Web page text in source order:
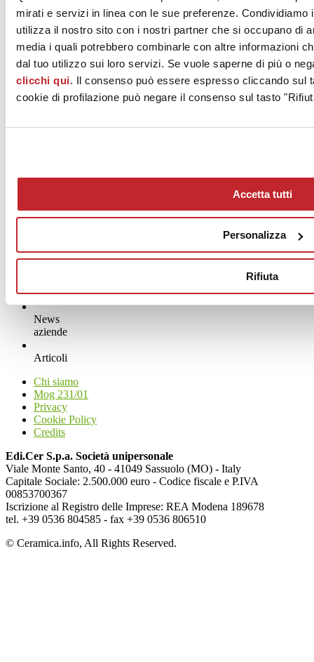
mirati e servizi in linea con le sue preferenze.
utilizza il nostro sito con i nostri partner che si occupano di
media i quali potrebbero combinarle con altre informazioni
dal tuo utilizzo sui loro servizi. Se vuole saperne di più o
clicchi qui. Il consenso può essere espresso cliccando sul
cookie di profilazione può negare il consenso sul tasto
Accetta tutti
Personalizza
Rifiuta
SAIME CERAMICHE - NUOVA RIWAL CERAMICHE
S.r.l. con Socio Unico
Via Statale 467 101
DINAZZANO DI CASALGRANDE, 42013
Reggio Emilia
News
aziende
Articoli
Chi siamo
Mog 231/01
Privacy
Cookie Policy
Credits
Edi.Cer S.p.a. Società unipersonale
Viale Monte Santo, 40 - 41049 Sassuolo (MO) - Italy
Capitale Sociale: 2.500.000 euro - Codice fiscale e P.IVA
00853700367
Iscrizione al Registro delle Imprese: REA Modena 189678
tel. +39 0536 804585 - fax +39 0536 806510
© Ceramica.info, All Rights Reserved.